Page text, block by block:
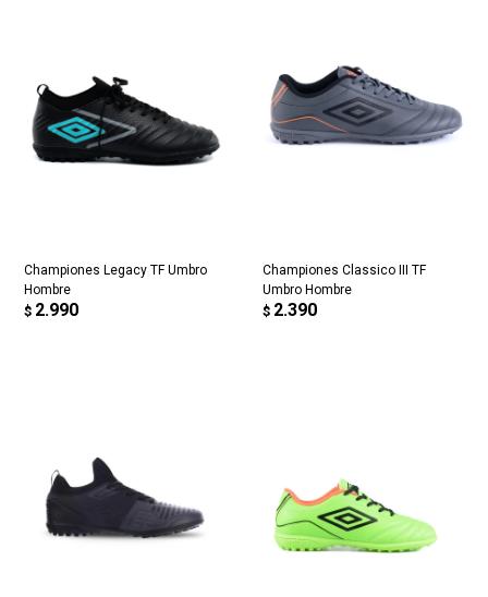
Championes Legacy TF Umbro
Hombre
$ 2.990
Championes Classico III TF
Umbro Hombre
$ 2.390